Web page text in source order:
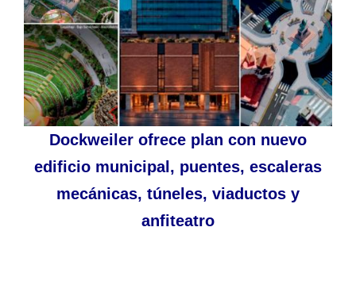
Dockweiler ofrece plan con nuevo
edificio municipal, puentes, escaleras
mecánicas, túneles, viaductos y
anfiteatro